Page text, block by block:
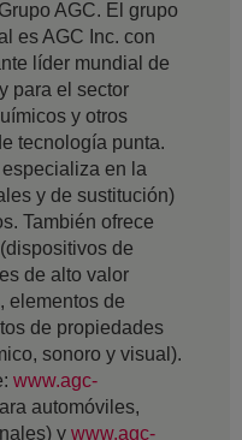
AGC. El grupo
es AGC Inc. con
líder mundial de
para el sector
y otros
tecnología punta.
en la
y de sustitución)
También ofrece
de
de alto valor
elementos de
de propiedades
sonoro y visual).
www.agc-
automóviles,
y www.agc-